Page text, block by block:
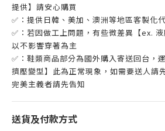
提供】請安心購買
✅：提供日韓、美加、澳洲等地區客製化
✅：若因做工上問題，有些微差異【ex. 液
以不影響穿著為主
✅：鞋類商品部分為國外購入寄送回台，
擠壓變型】此為正常現象，如需要送人請
完美主義者請先告知
送貨及付款方式